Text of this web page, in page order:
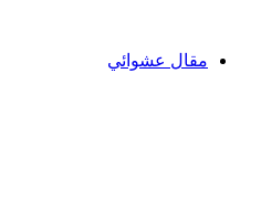
مقال عشوائي